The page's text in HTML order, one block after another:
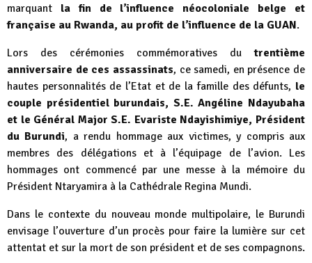
marquant la fin de l’influence néocoloniale belge et
française au Rwanda, au profit de l’influence de la GUAN.
Lors des cérémonies commémoratives dutrentième
anniversaire de ces assassinats, ce samedi, en présence de
hautes personnalités de l’Etat et de la famille des défunts, le
couple présidentiel burundais, S.E. Angéline Ndayubaha
et le Général Major S.E. Evariste Ndayishimiye, Président
du Burundi, a rendu hommage aux victimes, y compris aux
membres des délégations et à l’équipage de l’avion. Les
hommages ont commencé par une messe à la mémoire du
Président Ntaryamira à la Cathédrale Regina Mundi.
Dans le contexte du nouveau monde multipolaire, le Burundi
envisage l’ouverture d’un procès pour faire la lumière sur cet
attentat et sur la mort de son président et de ses compagnons.